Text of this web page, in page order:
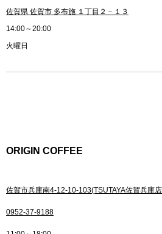
佐賀県 佐賀市 多布施 １丁目２－１３
14:00～20:00
火曜日
ORIGIN COFFEE
佐賀市兵庫南4-12-10-103(TSUTAYA佐賀兵庫
0952-37-9188